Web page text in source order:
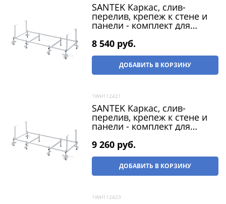
SANTEK Каркас, слив-
перелив, крепеж к стене и
панели - комплект для
Тенерифе 160x70
8 540 руб.
ДОБАВИТЬ В КОРЗИНУ
1WH112421
SANTEK Каркас, слив-
перелив, крепеж к стене и
панели - комплект для
Тенерифе 170x70
9 260 руб.
ДОБАВИТЬ В КОРЗИНУ
1WH112423